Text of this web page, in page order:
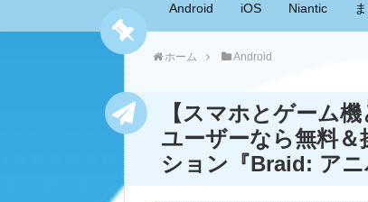
Android iOS Niantic
ホーム Android
【スマホとゲーム
ユーザーなら無料
ション『Braid: アニ